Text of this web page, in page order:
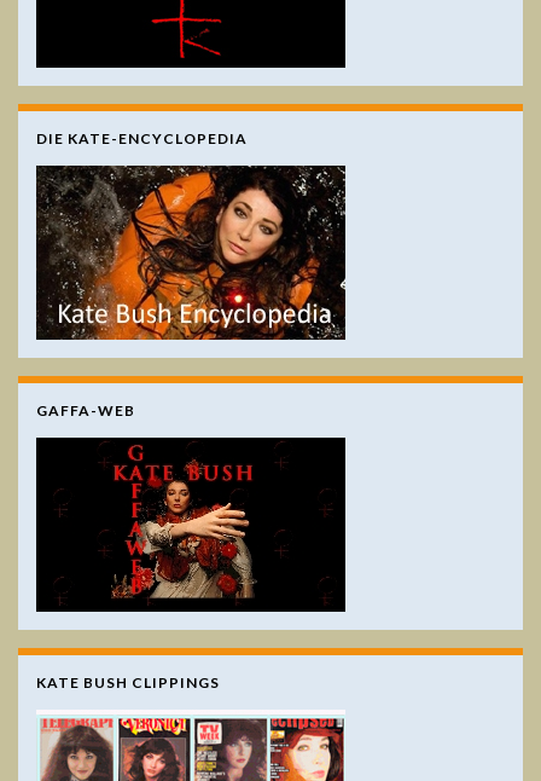
DIE KATE-ENCYCLOPEDIA
GAFFA-WEB
KATE BUSH CLIPPINGS